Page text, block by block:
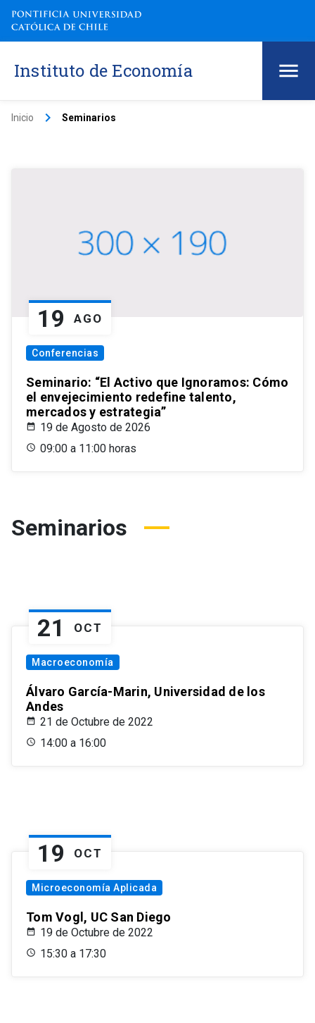
Instituto de Economía
Inicio keyboard_arrow_right Seminarios
19 AGO
Conferencias
Seminario: “El Activo que Ignoramos: Cómo
el envejecimiento redefine talento,
mercados y estrategia”
19 de Agosto de 2026
09:00 a 11:00 horas
Seminarios
21 OCT
Macroeconomía
Álvaro García-Marin, Universidad de los
Andes
21 de Octubre de 2022
14:00 a 16:00
19 OCT
Microeconomía Aplicada
Tom Vogl, UC San Diego
19 de Octubre de 2022
15:30 a 17:30